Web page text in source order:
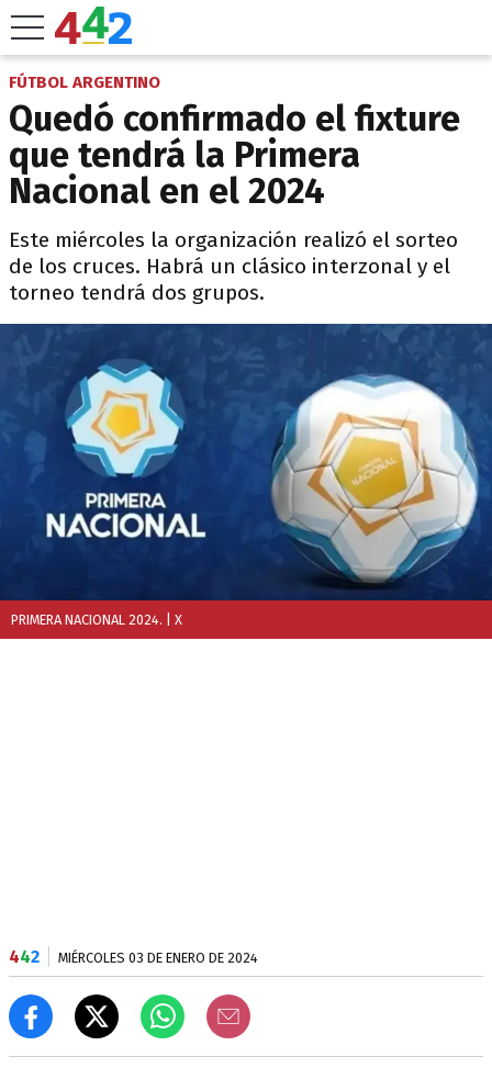
FÚTBOL ARGENTINO
Quedó confirmado el fixture
que tendrá la Primera
Nacional en el 2024
Este miércoles la organización realizó el sorteo
de los cruces. Habrá un clásico interzonal y el
torneo tendrá dos grupos.
PRIMERA NACIONAL 2024. | X
442 MIÉRCOLES 03 DE ENERO DE 2024